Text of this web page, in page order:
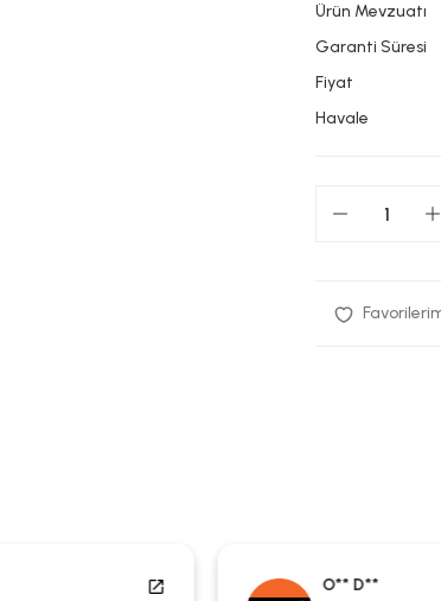
Ürün Mevzuatı
Garanti Süresi
Fiyat
Havale